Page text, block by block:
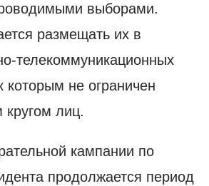
выборами.
размещать их в
телекоммуникационных
которым не ограничен
лиц.
кампании по
продолжается период